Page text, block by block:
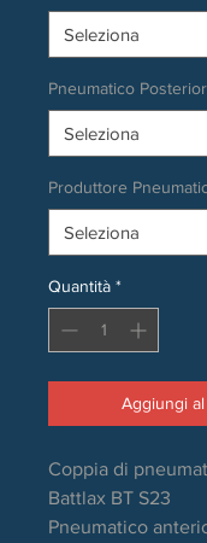
Pneumatico
Produttore
Quantità *
Aggiungi
Coppia di
Battlax BT S23
Pneumatico